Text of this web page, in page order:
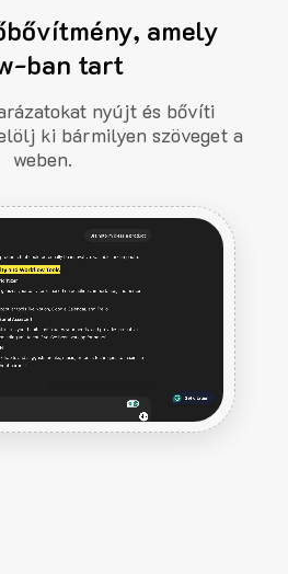
amely
ban tart
nyújt és bővíti
ki bármilyen szöveget a
weben.